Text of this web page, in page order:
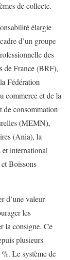
de collecte.
élargie
d’un groupe
des
de France (BRF),
Fédération
commerce et de la
consommation
(MEMN),
(Ania), la
international
Boissons
d’une valeur
les
la consigne. Ce
plusieurs
Le système de